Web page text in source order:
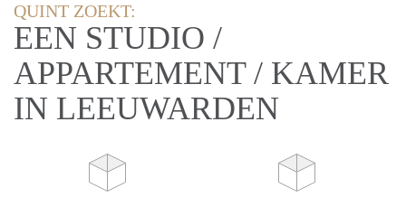
QUINT ZOEKT:
EEN STUDIO /
APPARTEMENT / KAMER
IN LEEUWARDEN